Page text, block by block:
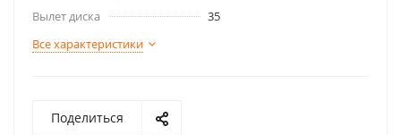
Вылет диска
35
Все характеристики
Поделиться